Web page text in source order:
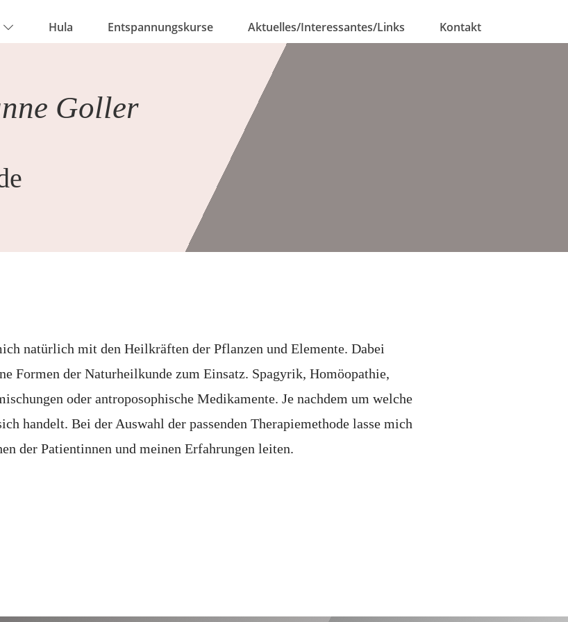
Hula Entspannungskurse Aktuelles/Interessantes/Links Kontakt
Goller
natürlich mit den Heilkräften der Pflanzen und Elemente. Dabei
Formen der Naturheilkunde zum Einsatz. Spagyrik, Homöopathie,
oder antroposophische Medikamente. Je nachdem um welche
handelt. Bei der Auswahl der passenden Therapiemethode lasse mich
der Patientinnen und meinen Erfahrungen leiten.